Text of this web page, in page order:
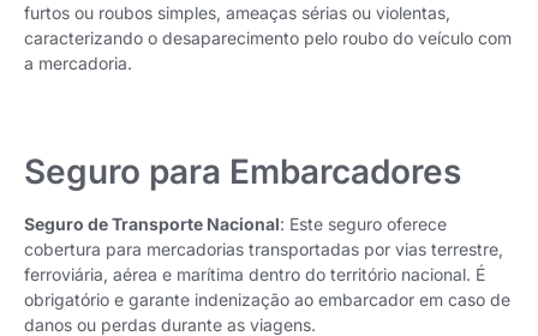
furtos ou roubos simples, ameaças sérias ou violentas,
caracterizando o desaparecimento pelo roubo do veículo com
a mercadoria.
Seguro para Embarcadores
Seguro de Transporte Nacional: Este seguro oferece
cobertura para mercadorias transportadas por vias terrestre,
ferroviária, aérea e marítima dentro do território nacional. É
obrigatório e garante indenização ao embarcador em caso de
danos ou perdas durante as viagens.